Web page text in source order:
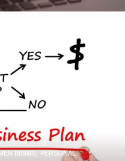
BISNIS,PERSONAL